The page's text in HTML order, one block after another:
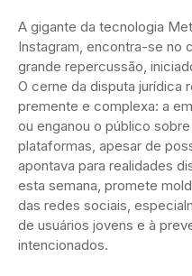
A gigante da tecnologia
Instagram, encontra-se no
grande repercussão,
O cerne da disputa jurídica
premente e complexa: a
ou enganou o público
plataformas, apesar de
apontava para realidades
esta semana, promete
das redes sociais,
de usuários jovens e à
intencionados.